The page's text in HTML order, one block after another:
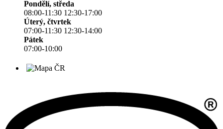
Pondělí, středa
08:00-11:30 12:30-17:00
Úterý, čtvrtek
07:00-11:30 12:30-14:00
Pátek
07:00-10:00